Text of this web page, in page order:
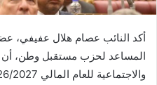
أكد النائب عصام هلال عفيفي،
المساعد لحزب مستقبل وطن، أن